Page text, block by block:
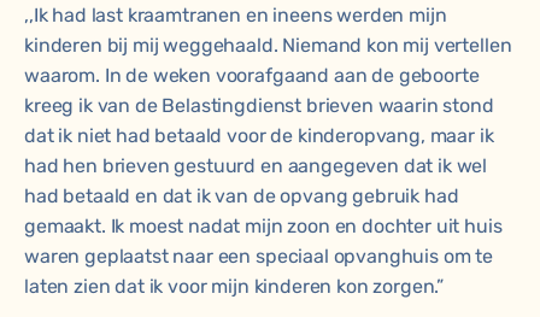
,,Ik had last kraamtranen en ineens werden mijn
kinderen bij mij weggehaald. Niemand kon mij vertellen
waarom. In de weken voorafgaand aan de geboorte
kreeg ik van de Belastingdienst brieven waarin stond
dat ik niet had betaald voor de kinderopvang, maar ik
had hen brieven gestuurd en aangegeven dat ik wel
had betaald en dat ik van de opvang gebruik had
gemaakt. Ik moest nadat mijn zoon en dochter uit huis
waren geplaatst naar een speciaal opvanghuis om te
laten zien dat ik voor mijn kinderen kon zorgen.”